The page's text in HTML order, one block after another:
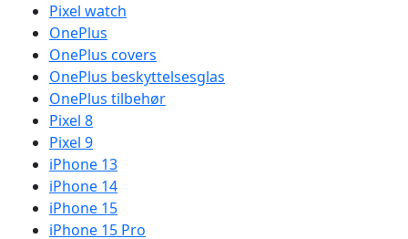
Pixel watch
OnePlus
OnePlus covers
OnePlus beskyttelsesglas
OnePlus tilbehør
Pixel 8
Pixel 9
iPhone 13
iPhone 14
iPhone 15
iPhone 15 Pro